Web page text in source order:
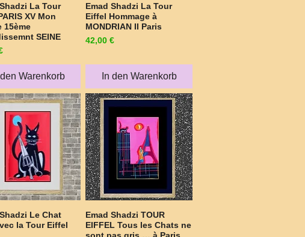
Schnellansicht
La Tour
XV Mon
15ème
SEINE
den Warenkorb
Schnellansicht
Emad Shadzi La Tour
Eiffel Hommage à
MONDRIAN II Paris
Preis
42,00 €
In den Warenkorb
Schnellansicht
Le Chat
la Tour Eiffel
Schnellansicht
Emad Shadzi TOUR
EIFFEL Tous les Chats ne
sont pas gris … à Paris